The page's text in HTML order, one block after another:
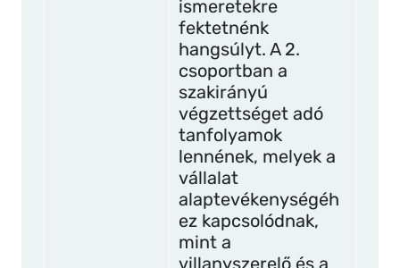
ismeretekre
fektetnénk
hangsúlyt. A 2.
csoportban a
szakirányú
végzettséget adó
tanfolyamok
lennének, melyek a
vállalat
alaptevékenységéh
ez kapcsolódnak,
mint a
villanyszerelő és a